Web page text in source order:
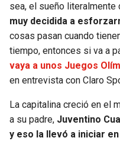
PACKERS
VIKINGS
FALCONS
PANTHERS
TIMBERWOLVES
THUNDER
TRAIL BLAZERS
JAZZ
sea, el sueño literalmente
muy decidida a
cosas pasan cuando
tiempo, entonces si va a
vaya a unos Juegos
en entrevista con Claro
La capitalina creció en el
a su padre, Juventino
y eso la llevó a iniciar